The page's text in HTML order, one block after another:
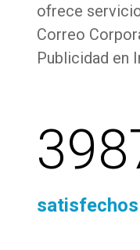
ofrece
Correo
Publicidad en
satisfechos